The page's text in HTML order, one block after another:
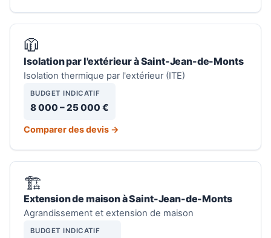
🧥
Isolation par l'extérieur à Saint-Jean-de-Monts
Isolation thermique par l'extérieur (ITE)
BUDGET INDICATIF
8 000 – 25 000 €
Comparer des devis →
🏗️
Extension de maison à Saint-Jean-de-Monts
Agrandissement et extension de maison
BUDGET INDICATIF